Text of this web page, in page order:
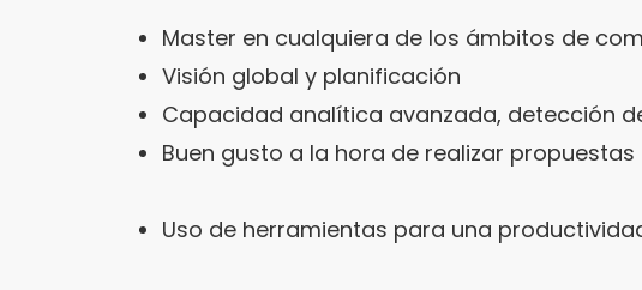
Master en cualquiera de los ámbitos de
Visión global y planificación
Capacidad analítica avanzada, detección
Buen gusto a la hora de realizar propuestas
Uso de herramientas para una